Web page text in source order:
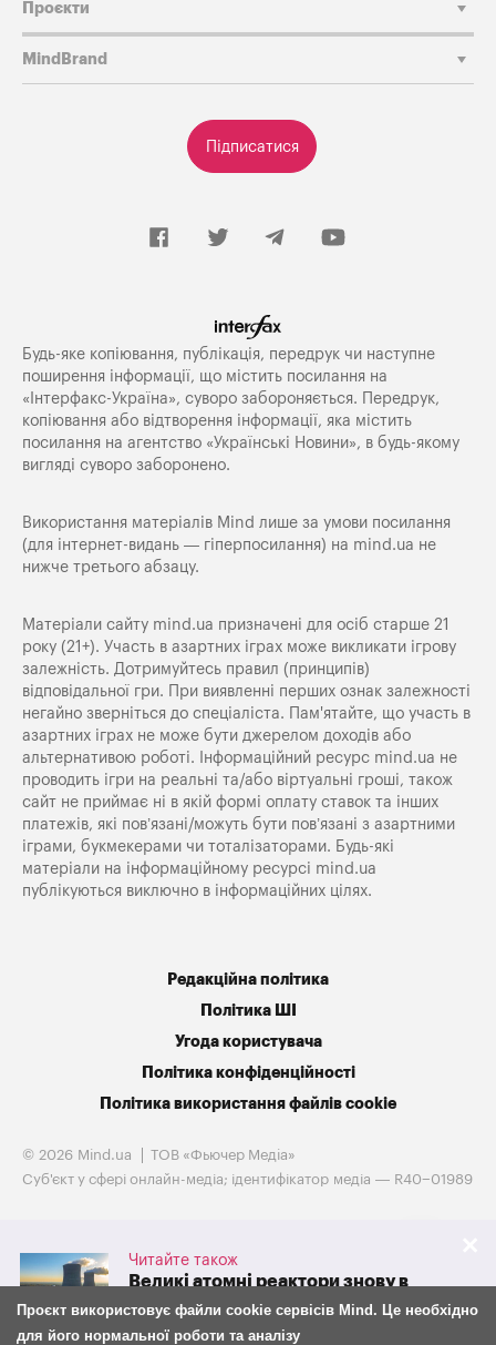
Читайте також
Великі атомні реактори знову в
грі. Westinghouse готується до
IPO на тлі потужної підтримки
адміністрації Трампа
Підписатися
Проєкти
MindBrand
Будь-яке копiювання, публiкацiя, передрук чи наступне
поширення iнформацiї, що мiстить посилання на
«Iнтерфакс-Україна», суворо забороняється. Передрук,
копіювання або відтворення інформації, яка містить
посилання на агентство «Українські Новини», в будь-якому
вигляді суворо заборонено.
Використання матеріалів Mind лише за умови посилання
(для інтернет-видань — гіперпосилання) на mind.ua не
нижче третього абзацу.
Матеріали сайту mind.ua призначені для осіб старше 21
року (21+). Участь в азартних іграх може викликати ігрову
залежність. Дотримуйтесь правил (принципів)
відповідальної гри. При виявленні перших ознак залежності
негайно зверніться до спеціаліста. Пам'ятайте, що участь в
азартних іграх не може бути джерелом доходів або
альтернативою роботі. Інформаційний ресурс mind.ua не
проводить ігри на реальні та/або віртуальні гроші, також
сайт не приймає ні в якій формі оплату ставок та інших
платежів, які пов’язані/можуть бути пов’язані з азартними
іграми, букмекерами чи тоталізаторами. Будь-які
матеріали на інформаційному ресурсі mind.ua
публікуються виключно в інформаційних цілях.
Редакційна політика
Політика ШІ
Угода користувача
Політика конфіденційності
Політика використання файлів cookie
© 2026 Mind.ua
ТОВ «Фьючер Медiа»
Cуб'єкт у сфері онлайн-медіа; ідентифікатор медіа — R40−01989
Проєкт використовує файли cookie сервісів Mind. Це необхідно
для його нормальної роботи та аналізу